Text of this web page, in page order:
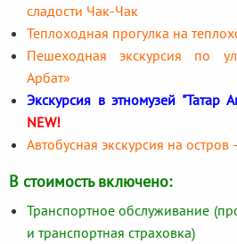
сладости Чак-Чак
Теплоходная прогулка на
Пешеходная экскурсия по
Арбат»
Экскурсия в этномузей "Татар
NEW!
Автобусная экскурсия на остров
В стоимость включено:
Транспортное обслуживание
и транспортная страховка)